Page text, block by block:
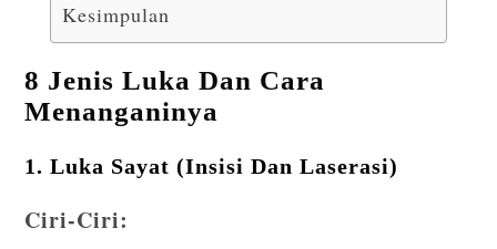
Kesimpulan
8 Jenis Luka Dan Cara
Menanganinya
1. Luka Sayat (Insisi Dan Laserasi)
Ciri-Ciri: